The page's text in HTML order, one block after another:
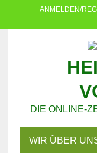
ANMELDEN/
DIE ONLINE-
WIR ÜBER